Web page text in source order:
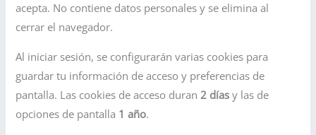
acepta. No contiene datos personales y se elimina al
cerrar el navegador.
Al iniciar sesión, se configurarán varias cookies para
guardar tu información de acceso y preferencias de
pantalla. Las cookies de acceso duran 2 días y las de
opciones de pantalla 1 año.